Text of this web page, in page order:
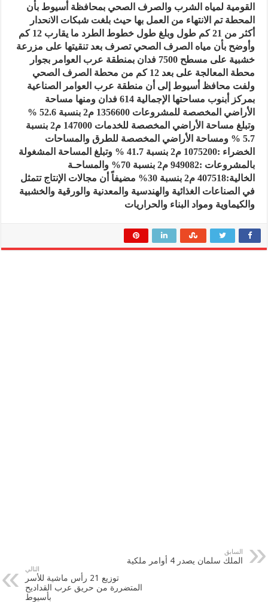
القومية لمياه الشرب والصرف الصحي بمحافظة أسيوط بأن
المحطة تم الانتهاء من العمل بها حيث بلغت شبكات الانحدار
أكثر من 21 كم طول وبلغ طول خطوط الطرد ما يقارب 12 كم
وأوضح بأن مياه الصرف الصحي تصرف بعد تنقيتها على مزرعة
خشبية على مسطح 7500 فدان بمنطقة عرب العوامر بجوار
محطة المعالجة على بعد 12 كم من محطة الصرف الصحي
ولفت محافظ أسيوط إلى أن منطقة عرب العوامر الصناعية
بمركز أبنوب مساحتها الإجمالية 614 فدان ومنها مساحة
الأراضي المخصصة للمشروعات 1356600 م2 بنسبة 52.6 %
وتبلغ مساحة الأراضي المخصصة للخدمات 147000 م2 بنسبة
5.7 % ومساحة الأراضي المخصصة للطرق والمساحات
الخضراء :1075200 م2 بنسبة 41.7 % وتبلغ المساحة المشغولة
بالمشروعات :949082 م2 بنسبة 70% والمساحـة
الخالية:407518 م2 بنسبة 30% مضيفاً أن مجالات الإنتاج تتمثل
في الصناعات الغذائية والهندسية والمعدنية والورقية والخشبية
والكيماوية ومواد البناء والحراريات
السابق
الملك سلمان يصدر 4 أوامر ملكية
التالي
توزيع 21 رأس ماشية للأسر
المتضررة من حريق عرب القداديح
بأسيوط